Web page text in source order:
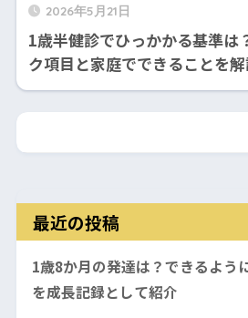
2026年5月21日
1歳半健診でひっかかる基準は
ク項目と家庭でできることを
最近の投稿
1歳8か月の発達は？できるよう
を成長記録として紹介